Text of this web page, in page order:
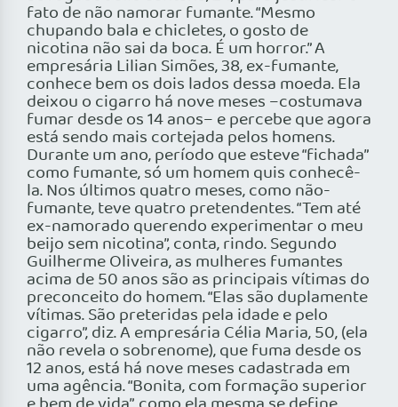
fato de não namorar fumante. “Mesmo
chupando bala e chicletes, o gosto de
nicotina não sai da boca. É um horror.” A
empresária Lilian Simões, 38, ex-fumante,
conhece bem os dois lados dessa moeda. Ela
deixou o cigarro há nove meses –costumava
fumar desde os 14 anos– e percebe que agora
está sendo mais cortejada pelos homens.
Durante um ano, período que esteve “fichada”
como fumante, só um homem quis conhecê-
la. Nos últimos quatro meses, como não-
fumante, teve quatro pretendentes. “Tem até
ex-namorado querendo experimentar o meu
beijo sem nicotina”, conta, rindo. Segundo
Guilherme Oliveira, as mulheres fumantes
acima de 50 anos são as principais vítimas do
preconceito do homem. “Elas são duplamente
vítimas. São preteridas pela idade e pelo
cigarro”, diz. A empresária Célia Maria, 50, (ela
não revela o sobrenome), que fuma desde os
12 anos, está há nove meses cadastrada em
uma agência. “Bonita, com formação superior